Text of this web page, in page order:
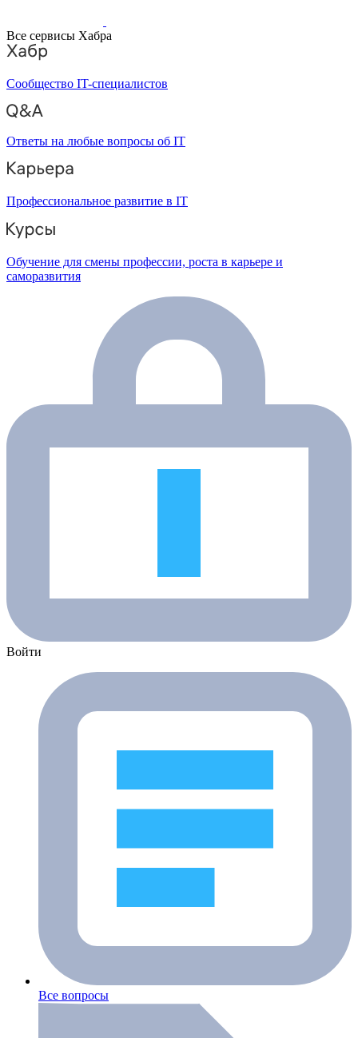
Все сервисы Хабра
Сообщество IT-специалистов
Ответы на любые вопросы об IT
Профессиональное развитие в IT
Обучение для смены профессии, роста в карьере и
саморазвития
Войти
Все вопросы